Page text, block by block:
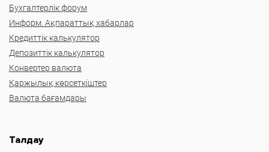
Бухгалтерлік форум
Информ. Ақпараттық хабарлар
Кредиттік калькулятор
Депозиттік калькулятор
Конвертер валюта
Қаржылық көрсеткіштер
Валюта бағамдары
Талдау